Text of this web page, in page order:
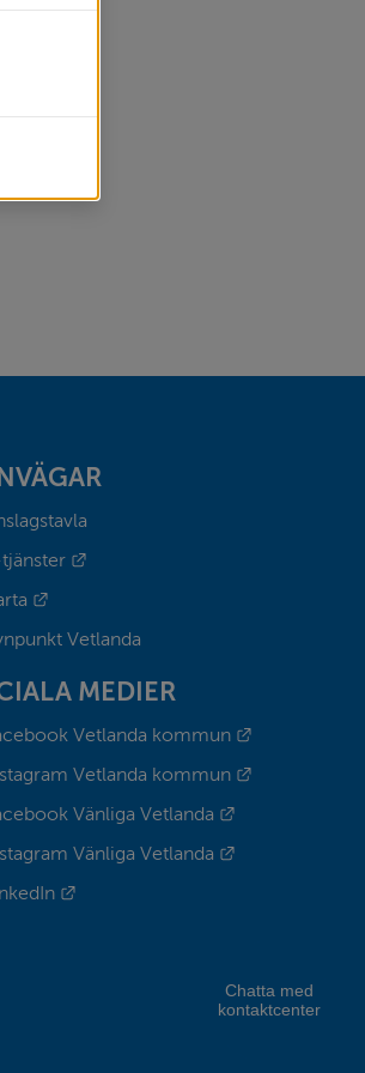
Länk till annan webbplats.
Länk till annan webbplats.
Vetlanda
MEDIER
Vetlanda kommun
Länk till
Vetlanda kommun
Länk till
Vänliga Vetlanda
Länk till annan
Vänliga Vetlanda
Länk till annan
Länk till annan webbplats.